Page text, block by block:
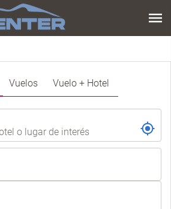
Vuelos Vuelo + Hotel